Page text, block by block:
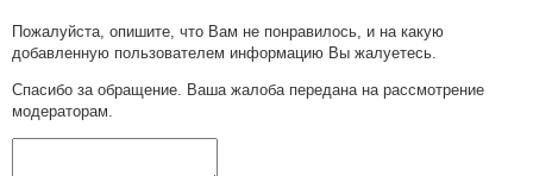
Пожалуйста, опишите, что Вам не понравилось, и на какую
добавленную пользователем информацию Вы жалуетесь.
Спасибо за обращение. Ваша жалоба передана на рассмотрение
модераторам.